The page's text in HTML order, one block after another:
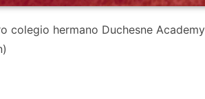
colegio hermano Duchesne